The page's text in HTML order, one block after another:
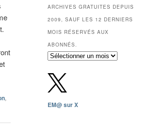
,
ARCHIVES GRATUITES DEPUIS
2009, SAUF LES 12 DERNIERS
MOIS RÉSERVÉS AUX
ABONNÉS.
Archives
depuis
2009,
sauf
les
EM@ sur X